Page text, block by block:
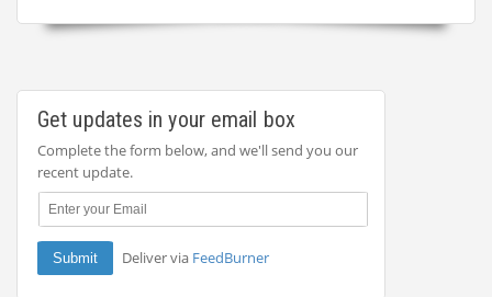
Get updates in your email box
Complete the form below, and we'll send you our
recent update.
Deliver via FeedBurner